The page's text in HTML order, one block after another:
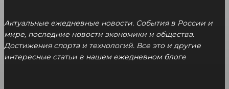
Актуальные ежедневные новости. События в России и
мире, последние новости экономики и общества.
Достижения спорта и технологий. Все это и другие
интересные статьи в нашем ежедневном блоге